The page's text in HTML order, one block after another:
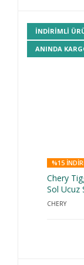
INDIRIMLI
ANINDA
%15
Chery
Sol Ucuz
CHERY